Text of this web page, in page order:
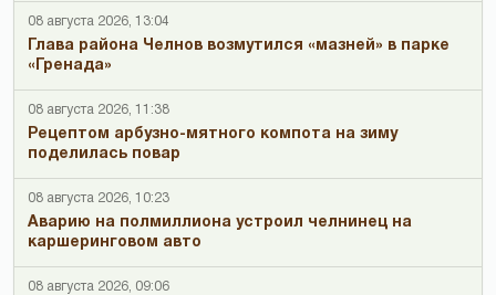
08 августа 2026, 13:04
Глава района Челнов возмутился «мазней» в парке
«Гренада»
08 августа 2026, 11:38
Рецептом арбузно-мятного компота на зиму
поделилась повар
08 августа 2026, 10:23
Аварию на полмиллиона устроил челнинец на
каршеринговом авто
08 августа 2026, 09:06